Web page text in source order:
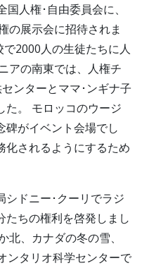
人権･自由委員会に、
の展示会に招待されま
2000人の生徒たちに人
アの南東では、人権チ
ンターとママ･ンギナ子
た。 モロッコのウージ
碑がイベント会場でし
化されるようにするため
シドニー･クーリでラジ
たちの権利を啓発しまし
、カナダの冬の雪、
ンタリオ科学センターで